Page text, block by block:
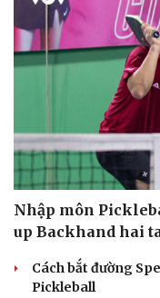
Du lịch
Tư vấn
Nhập môn
up Backhand hai
Cách bắt đường
Pickleball